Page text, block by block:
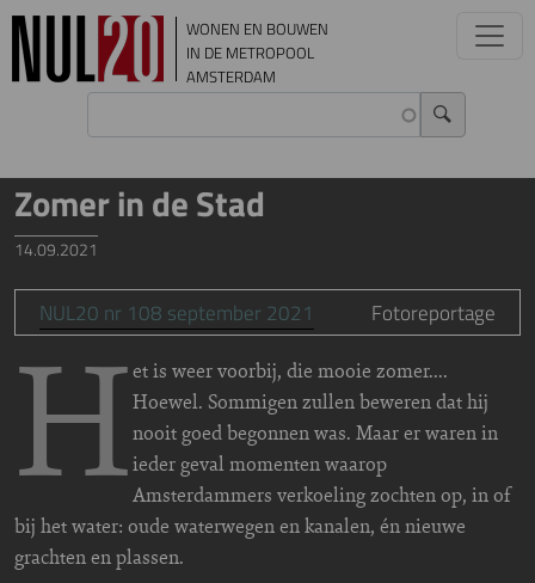
Overslaan en naar de inhoud gaan
WONEN EN BOUWEN
IN DE METROPOOL
AMSTERDAM
Zomer in de Stad
14.09.2021
NUL20 nr 108 september 2021 Fotoreportage
Het is weer voorbij, die mooie zomer....
Hoewel. Sommigen zullen beweren dat hij
nooit goed begonnen was. Maar er waren in
ieder geval momenten waarop
Amsterdammers verkoeling zochten op, in of
bij het water: oude waterwegen en kanalen, én nieuwe
grachten en plassen.